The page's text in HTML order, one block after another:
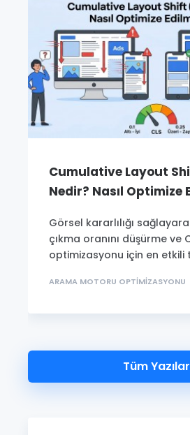
Cumulative Layout
Nedir? Nasıl Optimize
Görsel kararlılığı
çıkma oranını düşürme ve
optimizasyonu için en etkili
ARAMA MOTORU OPTIMIZASYONU
Tüm Yazılar